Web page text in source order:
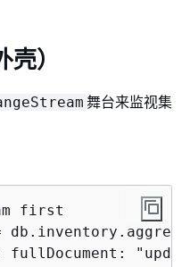
）
舞台来监视集
first
fullDocument: